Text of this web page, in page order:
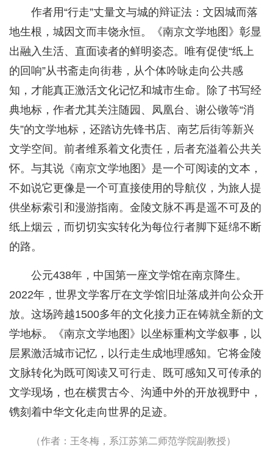
作者用“行走”丈量文与城的辩证法：文因城而落
地生根，城因文而丰饶永恒。《南京文学地图》彰显
出融入生活、直面读者的鲜明姿态。唯有促使“纸上
的回响”从书斋走向街巷，从个体吟咏走向公共感
知，才能真正激活文化记忆和城市生命。除了书写经
典地标，作者尤其关注随园、凤凰台、谢公镦等“消
失”的文学地标，还踏访先锋书店、南艺后街等新兴
文学空间。前者维系着文化责任，后者充溢着公共关
怀。与其说《南京文学地图》是一个可阅读的文本，
不如说它更像是一个可直接使用的导航仪，为旅人提
供坐标索引和漫游指南。金陵文脉不再是遥不可及的
纸上烟云，而切切实实转化为每位行者脚下延绵不断
的路。
公元438年，中国第一座文学馆在南京降生。
2022年，世界文学客厅在文学馆旧址落成并向公众开
放。这场跨越1500多年的文化接力正在铸就全新的文
学地标。《南京文学地图》以坐标重构文学叙事，以
层累激活城市记忆，以行走生成地理感知。它将金陵
文脉转化为既可阅读又可行走、既可感知又可传承的
文学现场，也在横贯古今、沟通中外的开放视野中，
镌刻着中华文化走向世界的足迹。
（作者：王冬梅，系江苏第二师范学院副教授）